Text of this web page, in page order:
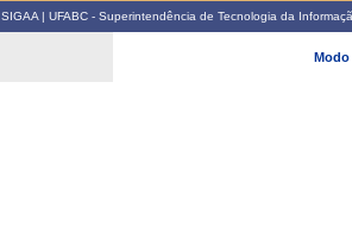
SIGAA | UFABC - Superintendência de Tecnologia da
Modo